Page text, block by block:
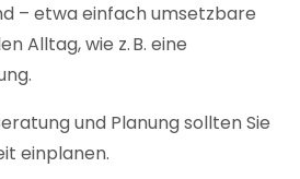
– etwa einfach umsetzbare
Alltag, wie z. B. eine
und Planung sollten Sie
einplanen.